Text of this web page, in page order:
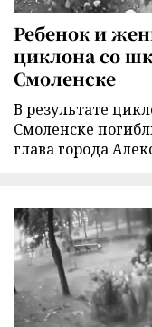
Ребенок и
циклона со
Смоленске
В результате
Смоленске
глава города